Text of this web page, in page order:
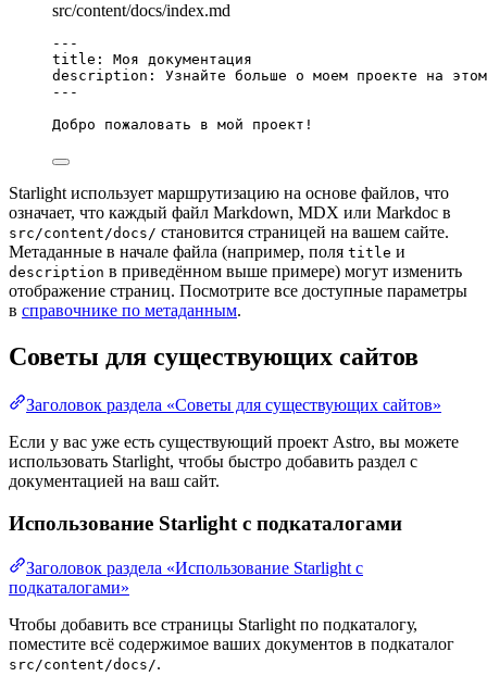
src/content/docs/index.md
---
title : Моя документация
description : Узнайте больше о моем проекте на
---
Добро пожаловать в мой проект!
Starlight использует маршрутизацию на основе файлов, что
означает, что каждый файл Markdown, MDX или Markdoc в
src/content/docs/ становится страницей на вашем сайте.
Метаданные в начале файла (например, поля title и
description в приведённом выше примере) могут изменить
отображение страниц. Посмотрите все доступные параметры
в справочнике по метаданным.
Советы для существующих сайтов
Заголовок раздела «Советы для существующих сайтов»
Если у вас уже есть существующий проект Astro, вы можете
использовать Starlight, чтобы быстро добавить раздел с
документацией на ваш сайт.
Использование Starlight с подкаталогами
Заголовок раздела «Использование Starlight с
подкаталогами»
Чтобы добавить все страницы Starlight по подкаталогу,
поместите всё содержимое ваших документов в подкаталог
src/content/docs/.